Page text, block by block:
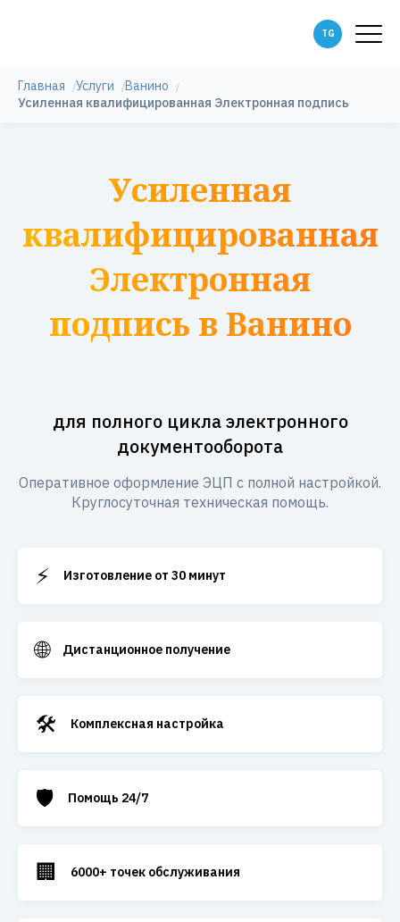
Главная Услуги
Ванино
Усиленная квалифицированная Электронная подпись
Усиленная
квалифицированная
Электронная
подпись в Ванино
для полного цикла электронного
документооборота
Оперативное оформление ЭЦП с полной настройкой.
Круглосуточная техническая помощь.
⚡ Изготовление от 30 минут
🌐 Дистанционное получение
🛠️ Комплексная настройка
🛡️ Помощь 24/7
🏢 6000+ точек обслуживания